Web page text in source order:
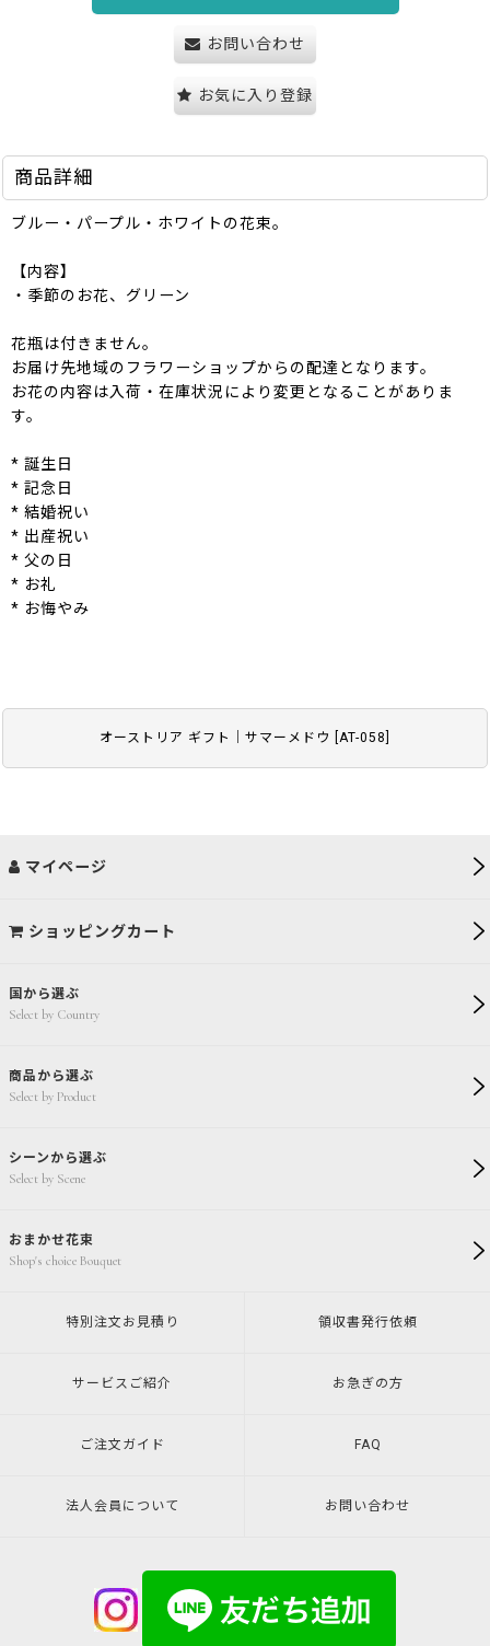
オーストリア ギフト｜サマーメドウ AT-058
お問い合わせ
お気に入り登録
商品詳細
ブルー・パープル・ホワイトの花束。
【内容】
・季節のお花、グリーン
花瓶は付きません。
お届け先地域のフラワーショップからの配達となります。
お花の内容は入荷・在庫状況により変更となることがありま
す。
* 誕生日
* 記念日
* 結婚祝い
* 出産祝い
* 父の日
* お礼
* お悔やみ
国から選ぶ
Select by Country
商品から選ぶ
Select by Product
シーンから選ぶ
Select by Scene
おまかせ花束
Shop's choice Bouquet
マイページ
ショッピングカート
特別注文 お見積り 領収書発行依頼
サービスご紹介 お急ぎの方
ご注文ガイド FAQ
法人会員について お問い合わせ